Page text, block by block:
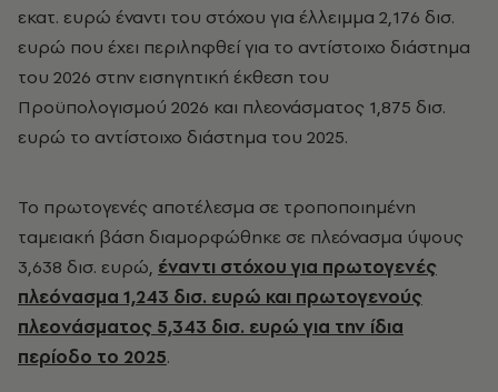
εκατ. ευρώ έναντι του στόχου για έλλειμμα 2,176 δισ.
ευρώ που έχει περιληφθεί για το αντίστοιχο διάστημα
του 2026 στην εισηγητική έκθεση του
Προϋπολογισμού 2026 και πλεονάσματος 1,875 δισ.
ευρώ το αντίστοιχο διάστημα του 2025.
Το πρωτογενές αποτέλεσμα σε τροποποιημένη
ταμειακή βάση διαμορφώθηκε σε πλεόνασμα ύψους
3,638 δισ. ευρώ, έναντι στόχου για πρωτογενές
πλεόνασμα 1,243 δισ. ευρώ και πρωτογενούς
πλεονάσματος 5,343 δισ. ευρώ για την ίδια
περίοδο το 2025.